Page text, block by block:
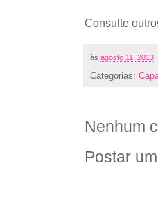
Consulte
às agosto 11, 2013
Categorias:
Nenhum
Postar